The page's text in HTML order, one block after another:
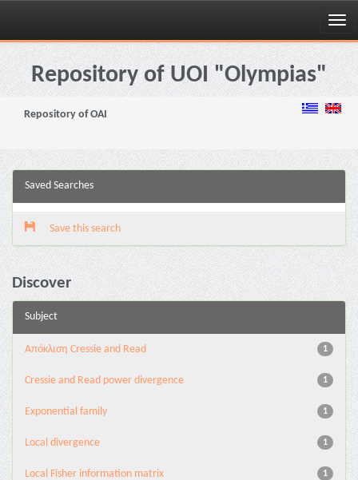
Skip
navigationRepository of UOI "Olympias"
Repository of OAI
Saved Searches
Save this search
Discover
Subject
1
Aπόκλιση Cressie and Read
1
Cressie and Read power divergence
1
Exponential family
1
Local divergence
1
Local Fisher information matrix